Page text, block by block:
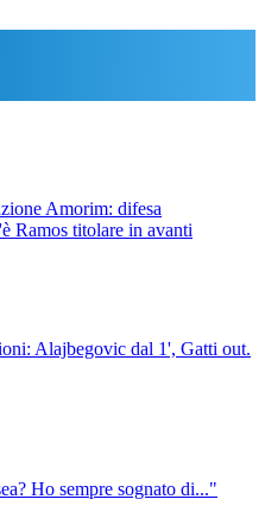
Amorim: difesa
Ramos titolare in avanti
Alajbegovic dal 1', Gatti out.
Ho sempre sognato di..."